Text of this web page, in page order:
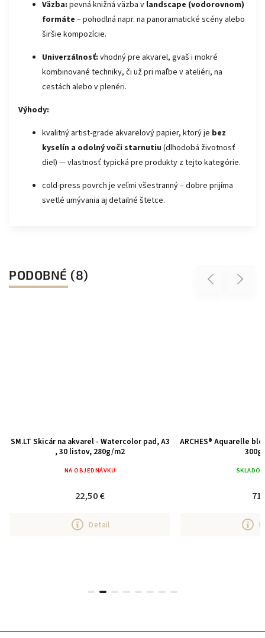
Väzba: pevná knižná väzba v landscape (vodorovnom)
formáte – pohodlná napr. na panoramatické scény alebo
širšie kompozície.
Univerzálnosť: vhodný pre akvarel, gvaš i mokré
kombinované techniky, či už pri maľbe v ateliéri, na
cestách alebo v plenéri.
Výhody:
kvalitný artist-grade akvarelový papier, ktorý je bez
kyselín a odolný voči starnutiu (dlhodobá životnosť
diel) — vlastnosť typická pre produkty z tejto kategórie.
cold-press povrch je veľmi všestranný – dobre prijíma
svetlé umývania aj detailné štetce.
PODOBNÉ (8) Previous
SM.LT Skicár na akvarel - Watercolor pad, A3
, 30 listov, 280g/m2
NA OBJEDNÁVKU
22,50 €
Detail
ARCHES® Aquarelle
71
Next